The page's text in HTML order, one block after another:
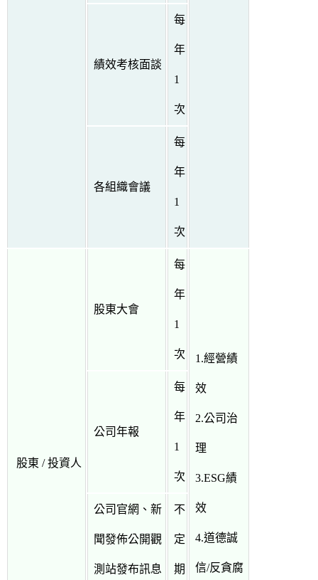
績效考核面談
每
年
1
次
各組織會議
每
年
1
次
股東 / 投資人
股東大會
每
年
1
次 1.經營績
效
2.公司治
理
3.ESG績
效
4.道德誠
信/反貪腐
公司年報
每
年
1
次
公司官網、新
聞發佈公開觀
測站發布訊息
不
定
期